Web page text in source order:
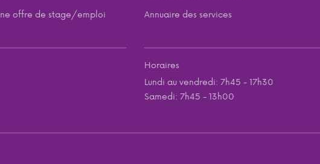
offre de stage/emploi
Annuaire des services
Horaires
Lundi au vendredi: 7h45 - 17h30
Samedi: 7h45 - 13h00